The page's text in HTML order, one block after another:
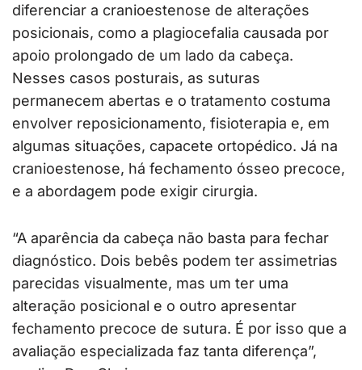
diferenciar a cranioestenose de alterações
posicionais, como a plagiocefalia causada por
apoio prolongado de um lado da cabeça.
Nesses casos posturais, as suturas
permanecem abertas e o tratamento costuma
envolver reposicionamento, fisioterapia e, em
algumas situações, capacete ortopédico. Já na
cranioestenose, há fechamento ósseo precoce,
e a abordagem pode exigir cirurgia.
“A aparência da cabeça não basta para fechar
diagnóstico. Dois bebês podem ter assimetrias
parecidas visualmente, mas um ter uma
alteração posicional e o outro apresentar
fechamento precoce de sutura. É por isso que a
avaliação especializada faz tanta diferença”,